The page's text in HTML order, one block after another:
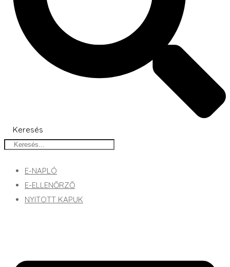
Keresés
E-NAPLÓ
E-ELLENŐRZŐ
NYITOTT KAPUK